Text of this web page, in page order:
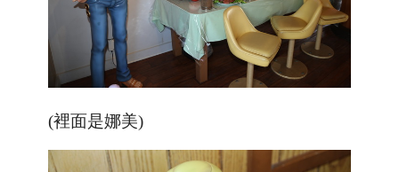
(裡面是娜美)